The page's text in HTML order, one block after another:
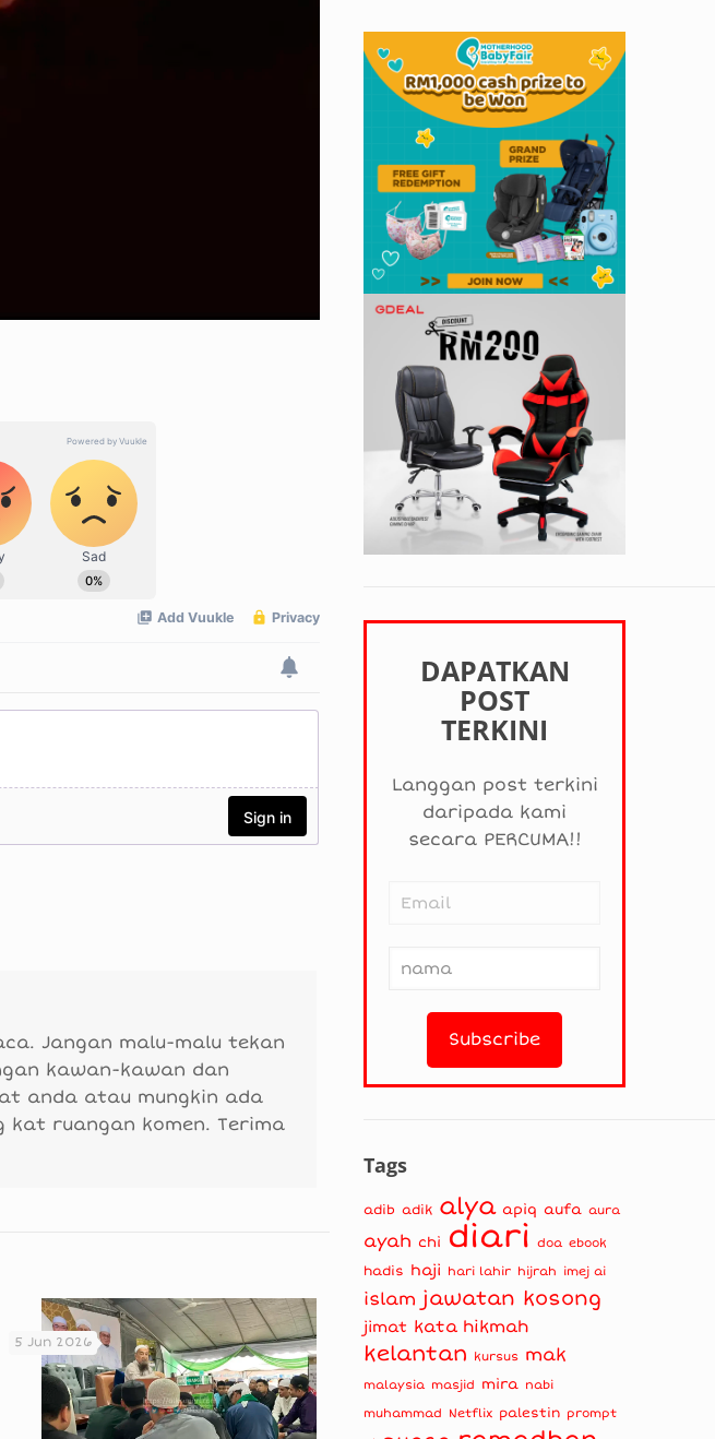
Jangan malu-malu tekan
kawan-kawan dan
anda atau mungkin ada
kat ruangan komen. Terima
5 Jun 2026
DAPATKAN
POST
TERKINI
Langgan post terkini
daripada kami
secara PERCUMA!!
Tags
adib adik alya apiq aufa aura
ayah chi diari doa ebook
hadis haji hari lahir hijrah imej ai
islam jawatan kosong
jimat kata hikmah
kelantan kursus mak
malaysia masjid mira nabi
muhammad
Netflix palestin prompt